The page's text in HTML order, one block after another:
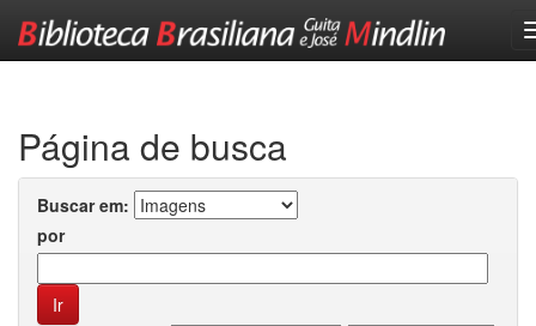
Página de busca
Buscar em:
por